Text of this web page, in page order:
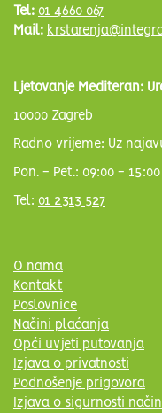
Tel: 01 4660 067
Mail:
Ljetovanje Mediteran:
10000 Zagreb
Radno vrijeme: Uz
Pon. - Pet.: 09:00 - 15:00
Tel: 01 2313 527
O nama
Kontakt
Poslovnice
Načini plaćanja
Opći uvjeti putovanja
Izjava o privatnosti
Podnošenje prigovora
Izjava o sigurnosti